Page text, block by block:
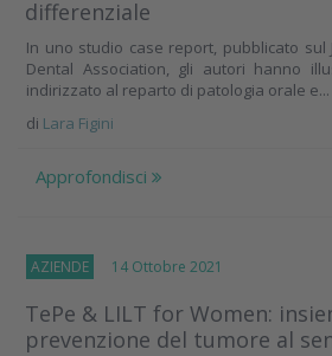
differenziale
In uno studio case report, pubblicato sul
Dental Association, gli autori hanno
indirizzato al reparto di patologia orale e...
di Lara Figini
Approfondisci
AZIENDE 14 Ottobre 2021
TePe & LILT for Women:
prevenzione del tumore al